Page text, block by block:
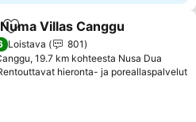
Lisää suosikkeihin
Villas Canggu
Loistava
801
19.7 km kohteesta Nusa Dua
hieronta- ja poreallaspalvelut